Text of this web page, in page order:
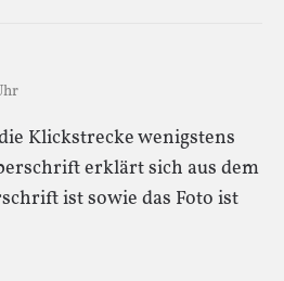
Klickstrecke wenigstens
erklärt sich aus dem
ist sowie das Foto ist